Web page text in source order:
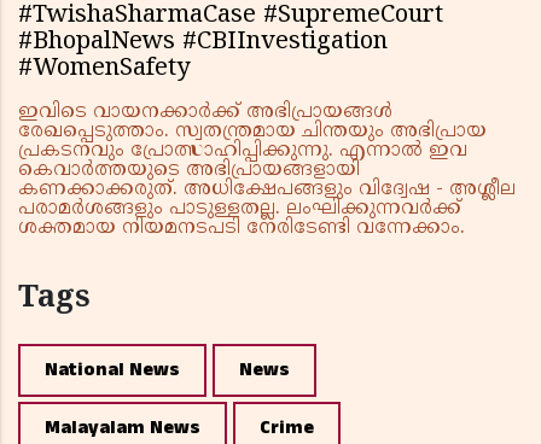
#TwishaSharmaCase #SupremeCourt
#BhopalNews #CBIInvestigation
#WomenSafety
ഇവിടെ വായനക്കാർക്ക് അഭിപ്രായങ്ങൾ
രേഖപ്പെടുത്താം. സ്വതന്ത്രമായ ചിന്തയും അഭിപ്രായ
പ്രകടനവും പ്രോത്സാഹിപ്പിക്കുന്നു. എന്നാൽ ഇവ
കെവാർത്തയുടെ അഭിപ്രായങ്ങളായി
കണക്കാക്കരുത്. അധിക്ഷേപങ്ങളും വിദ്വേഷ - അശ്ലീല
പരാമർശങ്ങളും പാടുള്ളതല്ല. ലംഘിക്കുന്നവർക്ക്
ശക്തമായ നിയമനടപടി നേരിടേണ്ടി വന്നേക്കാം.
Tags
National News News
Malayalam News Crime